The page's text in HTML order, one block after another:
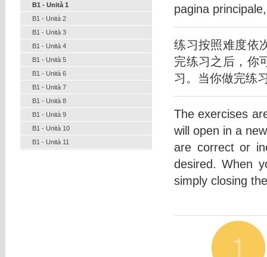
B1 - Unità 1
B1 - Unità 2
B1 - Unità 3
B1 - Unità 4
B1 - Unità 5
B1 - Unità 6
B1 - Unità 7
B1 - Unità 8
B1 - Unità 9
B1 - Unità 10
B1 - Unità 11
pagina
练习按照难度依
完练习之后，你
习。当你做完练
The exercises
will open in a
are correct or
desired. When
simply closing